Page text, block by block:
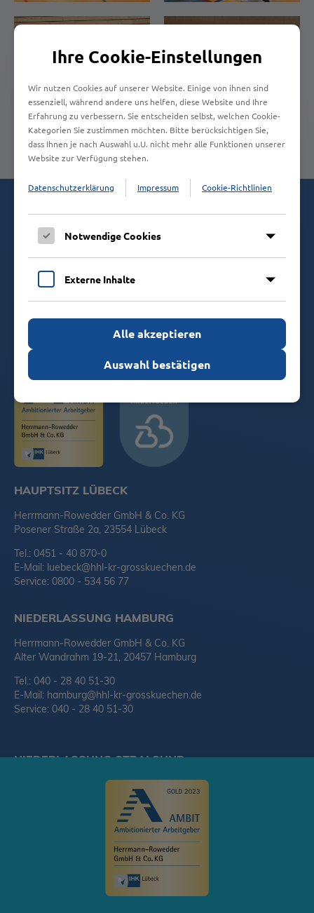
Kontaktieren Sie uns!
Durch unsere umfangreichen Erfahrung in
optimale Lösung.
KONTAKTFORMULAR
HAUPTSITZ LÜBECK
Herrmann-Rowedder GmbH & Co. KG
Posener Straße 2a, 23554 Lübeck
Tel.: 0451 - 40 870-0
E-Mail: luebeck@hhl-kr-grosskuechen.de
Service: 0800 - 534 56 77
NIEDERLASSUNG HAMBURG
Herrmann-Rowedder GmbH & Co. KG
Alter Wandrahm 19-21, 20457 Hamburg
Tel.: 040 - 28 40 51-30
E-Mail: hamburg@hhl-kr-grosskuechen.de
Service: 040 - 28 40 51-30
NIEDERLASSUNG STRALSUND
Herrmann-Rowedder GmbH & Co. KG
Am Umspannwerk 2, 18437 Stralsund
Tel.: 03831 - 28 49 88-0
stralsund@hhl-kr-grosskuechen.de
© 2020 Herrmann-Rowedder GmbH & Co. KG
Ihre Cookie-Einstellungen
Wir nutzen Cookies auf unserer Website. Einige von ihnen sind
essenziell, während andere uns helfen, diese Website und Ihre
Erfahrung zu verbessern. Sie entscheiden selbst, welchen Cookie-
Kategorien Sie zustimmen möchten. Bitte berücksichtigen Sie,
dass Ihnen je nach Auswahl u.U. nicht mehr alle Funktionen unserer
Website zur Verfügung stehen.
Datenschutzerklärung Impressum Cookie-Richtlinien
Notwendige Cookies
Externe Inhalte
Alle akzeptieren
Auswahl bestätigen